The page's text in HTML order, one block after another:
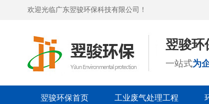
欢迎光临广东翌骏环保科技有限公司！
翌骏环
一站式为
翌骏环保首页 工业废气处理工程